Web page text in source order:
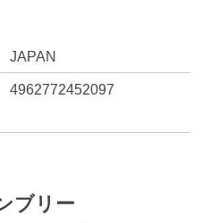
JAPAN
4962772452097
ブリー